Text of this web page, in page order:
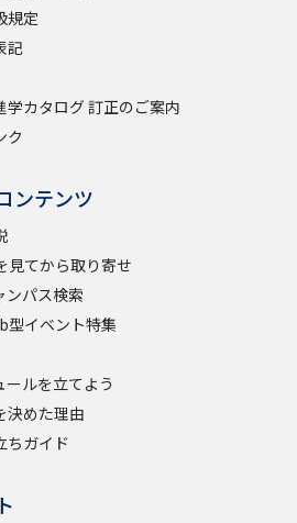
料検索
由
問検索
規定
記
学カタログ 訂正のご案内
ク
ンテンツ
見てから取り寄せ
ンパス検索
型イベント特集
ールを立てよう
決めた理由
ちガイド